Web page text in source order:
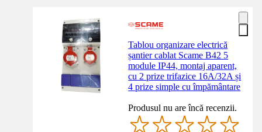
Tablou organizare electrică
șantier cablat Scame B42 5
module IP44, montaj aparent,
cu 2 prize trifazice 16A/32A și
4 prize simple cu împământare
Produsul nu are încă recenzii.